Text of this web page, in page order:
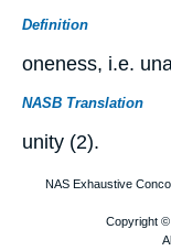
Definition
oneness, i.e.
NASB Translation
unity (2).